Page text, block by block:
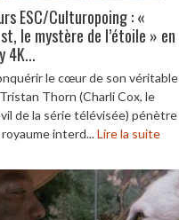
ESC/Culturopoing : «
le mystère de l’étoile » en
4K...
le cœur de son véritable
Thorn (Charli Cox, le
de la série télévisée) pénètre
interd...Lire la suite